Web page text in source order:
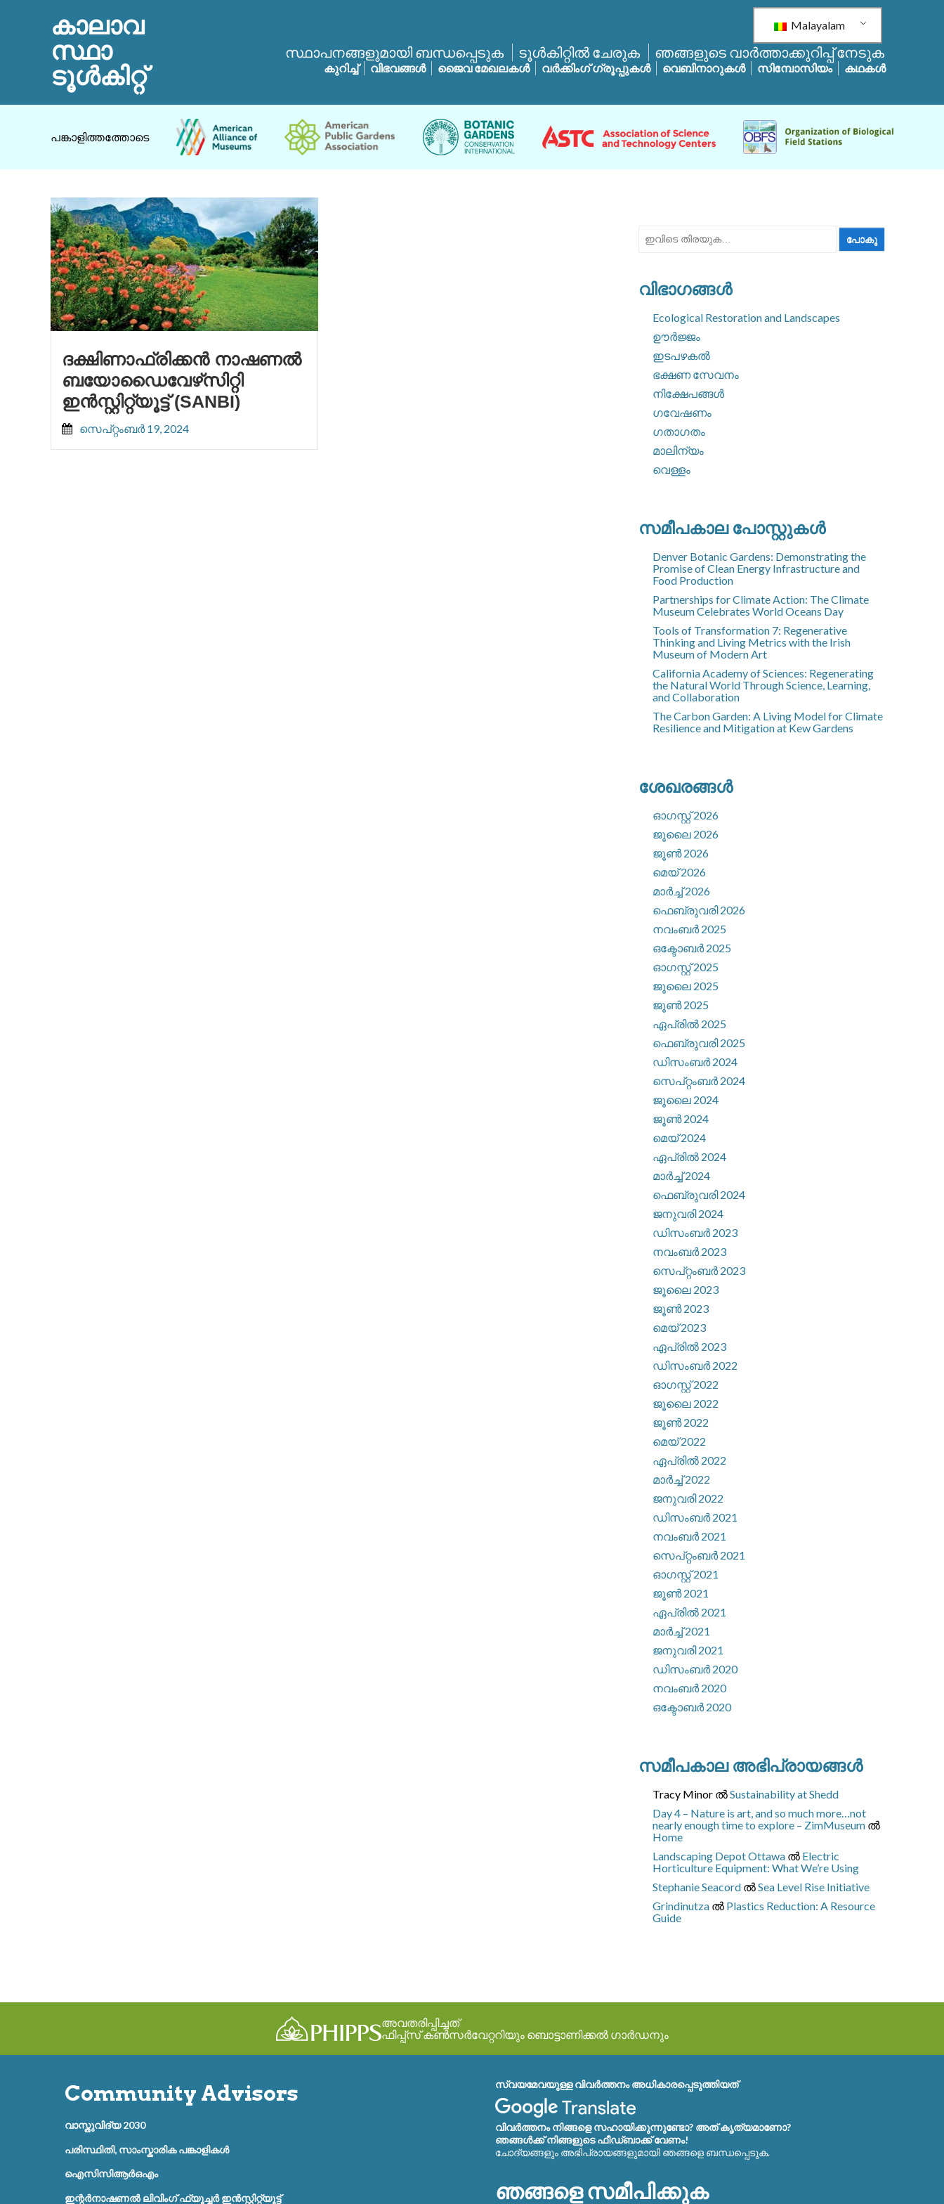
കാലാവ
സ്ഥാ
ടൂൾകിറ്റ്
Malayalam
സ്ഥാപനങ്ങളുമായി ബന്ധപ്പെടുക ടൂൾകിറ്റിൽ ചേരുക ഞങ്ങളുടെ വാർത്താക്കുറിപ്പ് നേടുക
കുറിച്ച് വിഭവങ്ങൾ ജൈവ മേഖലകൾ വർക്കിംഗ് ഗ്രൂപ്പുകൾ വെബിനാറുകൾ സിമ്പോസിയം കഥകൾ
പങ്കാളിത്തത്തോടെ
ദക്ഷിണാഫ്രിക്കൻ നാഷണൽ
ബയോഡൈവേഴ്‌സിറ്റി
ഇൻസ്റ്റിറ്റ്യൂട്ട് (SANBI)
സെപ്റ്റംബർ 19, 2024
ഇതിനായി
വിഭാഗങ്ങൾ
Ecological Restoration and Landscapes
ഊർജ്ജം
ഇടപഴകൽ
ഭക്ഷണ സേവനം
നിക്ഷേപങ്ങൾ
ഗവേഷണം
ഗതാഗതം
മാലിന്യം
വെള്ളം
സമീപകാല പോസ്റ്റുകൾ
Denver Botanic Gardens: Demonstrating the
Promise of Clean Energy Infrastructure and
Food Production
Partnerships for Climate Action: The Climate
Museum Celebrates World Oceans Day
Tools of Transformation 7: Regenerative
Thinking and Living Metrics with the Irish
Museum of Modern Art
California Academy of Sciences: Regenerating
the Natural World Through Science, Learning,
and Collaboration
The Carbon Garden: A Living Model for Climate
Resilience and Mitigation at Kew Gardens
ശേഖരങ്ങൾ
ഓഗസ്റ്റ്‌ 2026
ജൂലൈ 2026
ജൂൺ 2026
മെയ്‌ 2026
മാർച്ച്‌ 2026
ഫെബ്രുവരി 2026
നവംബർ 2025
ഒക്ടോബർ 2025
ഓഗസ്റ്റ്‌ 2025
ജൂലൈ 2025
ജൂൺ 2025
ഏപ്രിൽ 2025
ഫെബ്രുവരി 2025
ഡിസംബർ 2024
സെപ്റ്റംബർ 2024
ജൂലൈ 2024
ജൂൺ 2024
മെയ്‌ 2024
ഏപ്രിൽ 2024
മാർച്ച്‌ 2024
ഫെബ്രുവരി 2024
ജനുവരി 2024
ഡിസംബർ 2023
നവംബർ 2023
സെപ്റ്റംബർ 2023
ജൂലൈ 2023
ജൂൺ 2023
മെയ്‌ 2023
ഏപ്രിൽ 2023
ഡിസംബർ 2022
ഓഗസ്റ്റ്‌ 2022
ജൂലൈ 2022
ജൂൺ 2022
മെയ്‌ 2022
ഏപ്രിൽ 2022
മാർച്ച്‌ 2022
ജനുവരി 2022
ഡിസംബർ 2021
നവംബർ 2021
സെപ്റ്റംബർ 2021
ഓഗസ്റ്റ്‌ 2021
ജൂൺ 2021
ഏപ്രിൽ 2021
മാർച്ച്‌ 2021
ജനുവരി 2021
ഡിസംബർ 2020
നവംബർ 2020
ഒക്ടോബർ 2020
സമീപകാല അഭിപ്രായങ്ങൾ
Tracy Minor ല്‍Sustainability at Shedd
Day 4 – Nature is art, and so much more…not
nearly enough time to explore – ZimMuseum ല്‍
Home
Landscaping Depot Ottawa ല്‍ Electric
Horticulture Equipment: What We’re Using
Stephanie Seacord ല്‍Sea Level Rise Initiative
Grindinutza ല്‍ Plastics Reduction: A Resource
Guide
അവതരിപ്പിച്ചത്
ഫിപ്പ്സ് കൺസർവേറ്ററിയും ബൊട്ടാണിക്കൽ ഗാർഡനും
Community Advisors
വാസ്തുവിദ്യ 2030
പരിസ്ഥിതി, സാംസ്കാരിക പങ്കാളികൾ
ഐസിസിആർഒഎം
ഇന്റർനാഷണൽ ലിവിംഗ് ഫ്യൂച്ചർ ഇൻസ്റ്റിറ്റ്യൂട്ട്
സ്വയമേവയുള്ള വിവർത്തനം അധികാരപ്പെടുത്തിയത്
വിവർത്തനം നിങ്ങളെ സഹായിക്കുന്നുണ്ടോ? അത് കൃത്യമാണോ?
ഞങ്ങൾക്ക് നിങ്ങളുടെ ഫീഡ്‌ബാക്ക് വേണം!
ചോദ്യങ്ങളും അഭിപ്രായങ്ങളുമായി ഞങ്ങളെ ബന്ധപ്പെടുക.
ഞങ്ങളെ സമീപിക്കുക